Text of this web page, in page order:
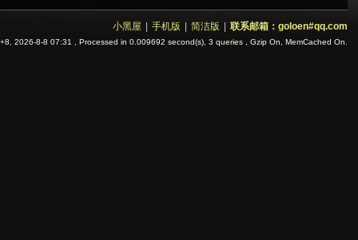
小黑屋 手机版 简洁版 联系邮箱：goloen#qq.com
2026-8-8 07:31 , Processed in 0.009692 second(s), 3 queries , Gzip On, MemCached On.